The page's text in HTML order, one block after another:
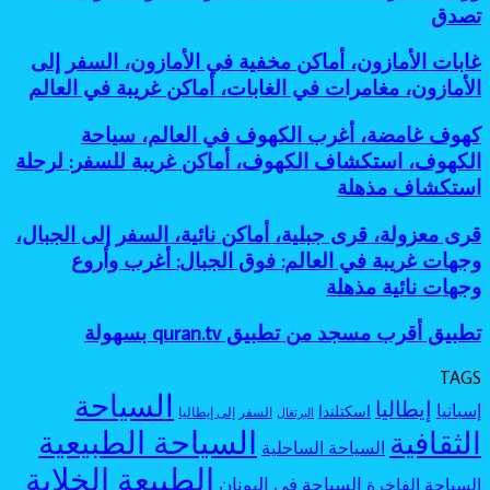
للمغامرين
معروفة:
جزر
مخفية
كأنها
الخريطة
أساطير
الغابات،
أماكن
مرعبة
للسفر،
غامضة
ملونة،
طبيعية
عجيبة،
بحيرة
وردية،
بحيرات
غامضة:
أجمل
ملونة
بألوان
لا
تصدق
تصدق
غابات
الأمازون،
أماكن
في
الأمازون،
السفر
إلى
الأمازون،
مغامرات
في
الغابات،
غريبة
في
العالم
غابات الأمازون، أماكن مخفية في الأمازون، السفر إلى
الأمازون، مغامرات في الغابات، أماكن غريبة في العالم
كهوف
غامضة،
أغرب
الكهوف
العالم،
سياحة
الكهوف،
استكشاف
أماكن
للسفر:
لرحلة
استكشاف
مذهلة
كهوف غامضة، أغرب الكهوف في العالم، سياحة
الكهوف، استكشاف الكهوف، أماكن غريبة للسفر: لرحلة
استكشاف مذهلة
قرى
معزولة،
قرى
جبلية،
نائية،
إلى
وجهات
غريبة
في
العالم:
قرى معزولة، قرى جبلية، أماكن نائية، السفر إلى الجبال،
وجهات غريبة في العالم: فوق الجبال: أغرب وأروع
وجهات نائية مذهلة
تطبيق
مسجد
تطبيق
quran.tv
بسهولة
تطبيق أقرب مسجد من تطبيق quran.tv بسهولة
TAGS
إسبانيا إيطاليا اسكتلندا البرتغال السفر إلى إيطاليا
السياحة
الثقافية
السياحة الساحلية السياحة الطبيعية
السياحة الفاخرة السياحة في اليونان الطبيعة الخلابة